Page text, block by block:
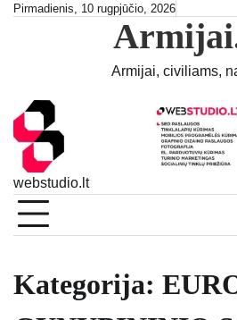
SkipPirmadienis, 10 rugpjūčio, 2026
Armijai, civiliams,
webstudio.lt
Kategorija: